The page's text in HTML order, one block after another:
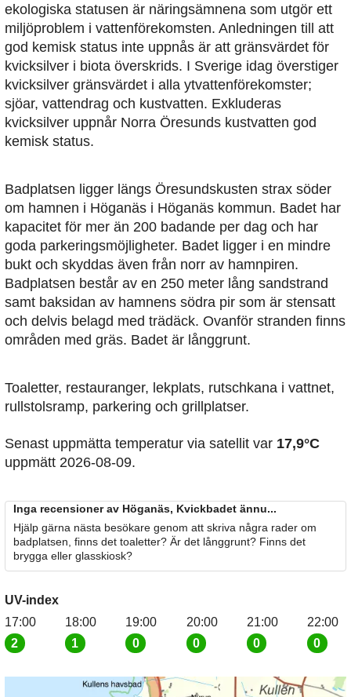
ekologiska statusen är näringsämnena som utgör ett
miljöproblem i vattenförekomsten. Anledningen till att
god kemisk status inte uppnås är att gränsvärdet för
kvicksilver i biota överskrids. I Sverige idag överstiger
kvicksilver gränsvärdet i alla ytvattenförekomster;
sjöar, vattendrag och kustvatten. Exkluderas
kvicksilver uppnår Norra Öresunds kustvatten god
kemisk status.
Badplatsen ligger längs Öresundskusten strax söder
om hamnen i Höganäs i Höganäs kommun. Badet har
kapacitet för mer än 200 badande per dag och har
goda parkeringsmöjligheter. Badet ligger i en mindre
bukt och skyddas även från norr av hamnpiren.
Badplatsen består av en 250 meter lång sandstrand
samt baksidan av hamnens södra pir som är stensatt
och delvis belagd med trädäck. Ovanför stranden finns
områden med gräs. Badet är långgrunt.
Toaletter, restauranger, lekplats, rutschkana i vattnet,
rullstolsramp, parkering och grillplatser.
Senast uppmätta temperatur via satellit var 17,9°C
uppmätt 2026-08-09.
Inga recensioner av Höganäs, Kvickbadet ännu...
Hjälp gärna nästa besökare genom att skriva några rader om
badplatsen, finns det toaletter? Är det långgrunt? Finns det
brygga eller glasskiosk?
UV-index
17:00
2
18:00
1
19:00
0
20:00
0
21:00
0
22:00
0